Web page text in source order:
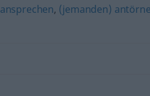
ansprechen, (jemanden)